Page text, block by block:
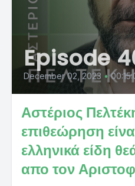
Episode
December 02, 2023 •
Αστέριος
επιθεώρηση
ελληνικά είδη
απο τον